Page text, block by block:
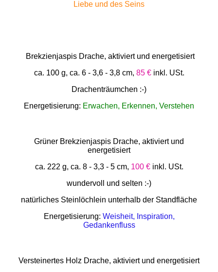
Liebe und des Seins
Brekzienjaspis Drache, aktiviert und energetisiert
ca. 100 g, ca. 6 - 3,6 - 3,8 cm, 85 €inkl. USt.
Drachenträumchen :-)
Energetisierung: Erwachen, Erkennen, Verstehen
Grüner Brekzienjaspis Drache, aktiviert und
energetisiert
ca. 222 g, ca. 8 - 3,3 - 5 cm, 100 € inkl. USt.
wundervoll und selten :-)
natürliches Steinlöchlein unterhalb der Standfläche
Energetisierung: Weisheit, Inspiration,
Gedankenfluss
Versteinertes Holz Drache, aktiviert und energetisiert